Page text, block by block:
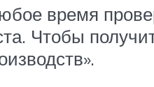
время
Чтобы